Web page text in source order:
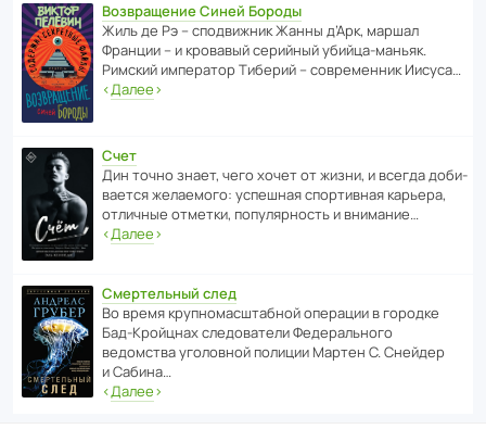
Возвращение Синей Бороды
Жиль де Рэ – спод­ви­жник Жанны д’Арк, маршал
Франции – и кровавый серийный убийца-маньяк.
Римский импе­ратор Тиберий – совре­менник Иисуса…
‹Далее›
Счет
Дин точно знает, чего хочет от жизни, и всегда доби­
ва­ется жела­е­мого: успе­шная спор­ти­вная карьера,
отли­чные отметки, попу­ля­р­ность и внимание…
‹Далее›
Смертельный след
Во время круп­но­мас­ш­та­бной операции в городке
Бад‑Крой­цнах следо­ва­тели Феде­раль­ного
ведомства уголо­вной полиции Мартен С. Снейдер
и Сабина…
‹Далее›